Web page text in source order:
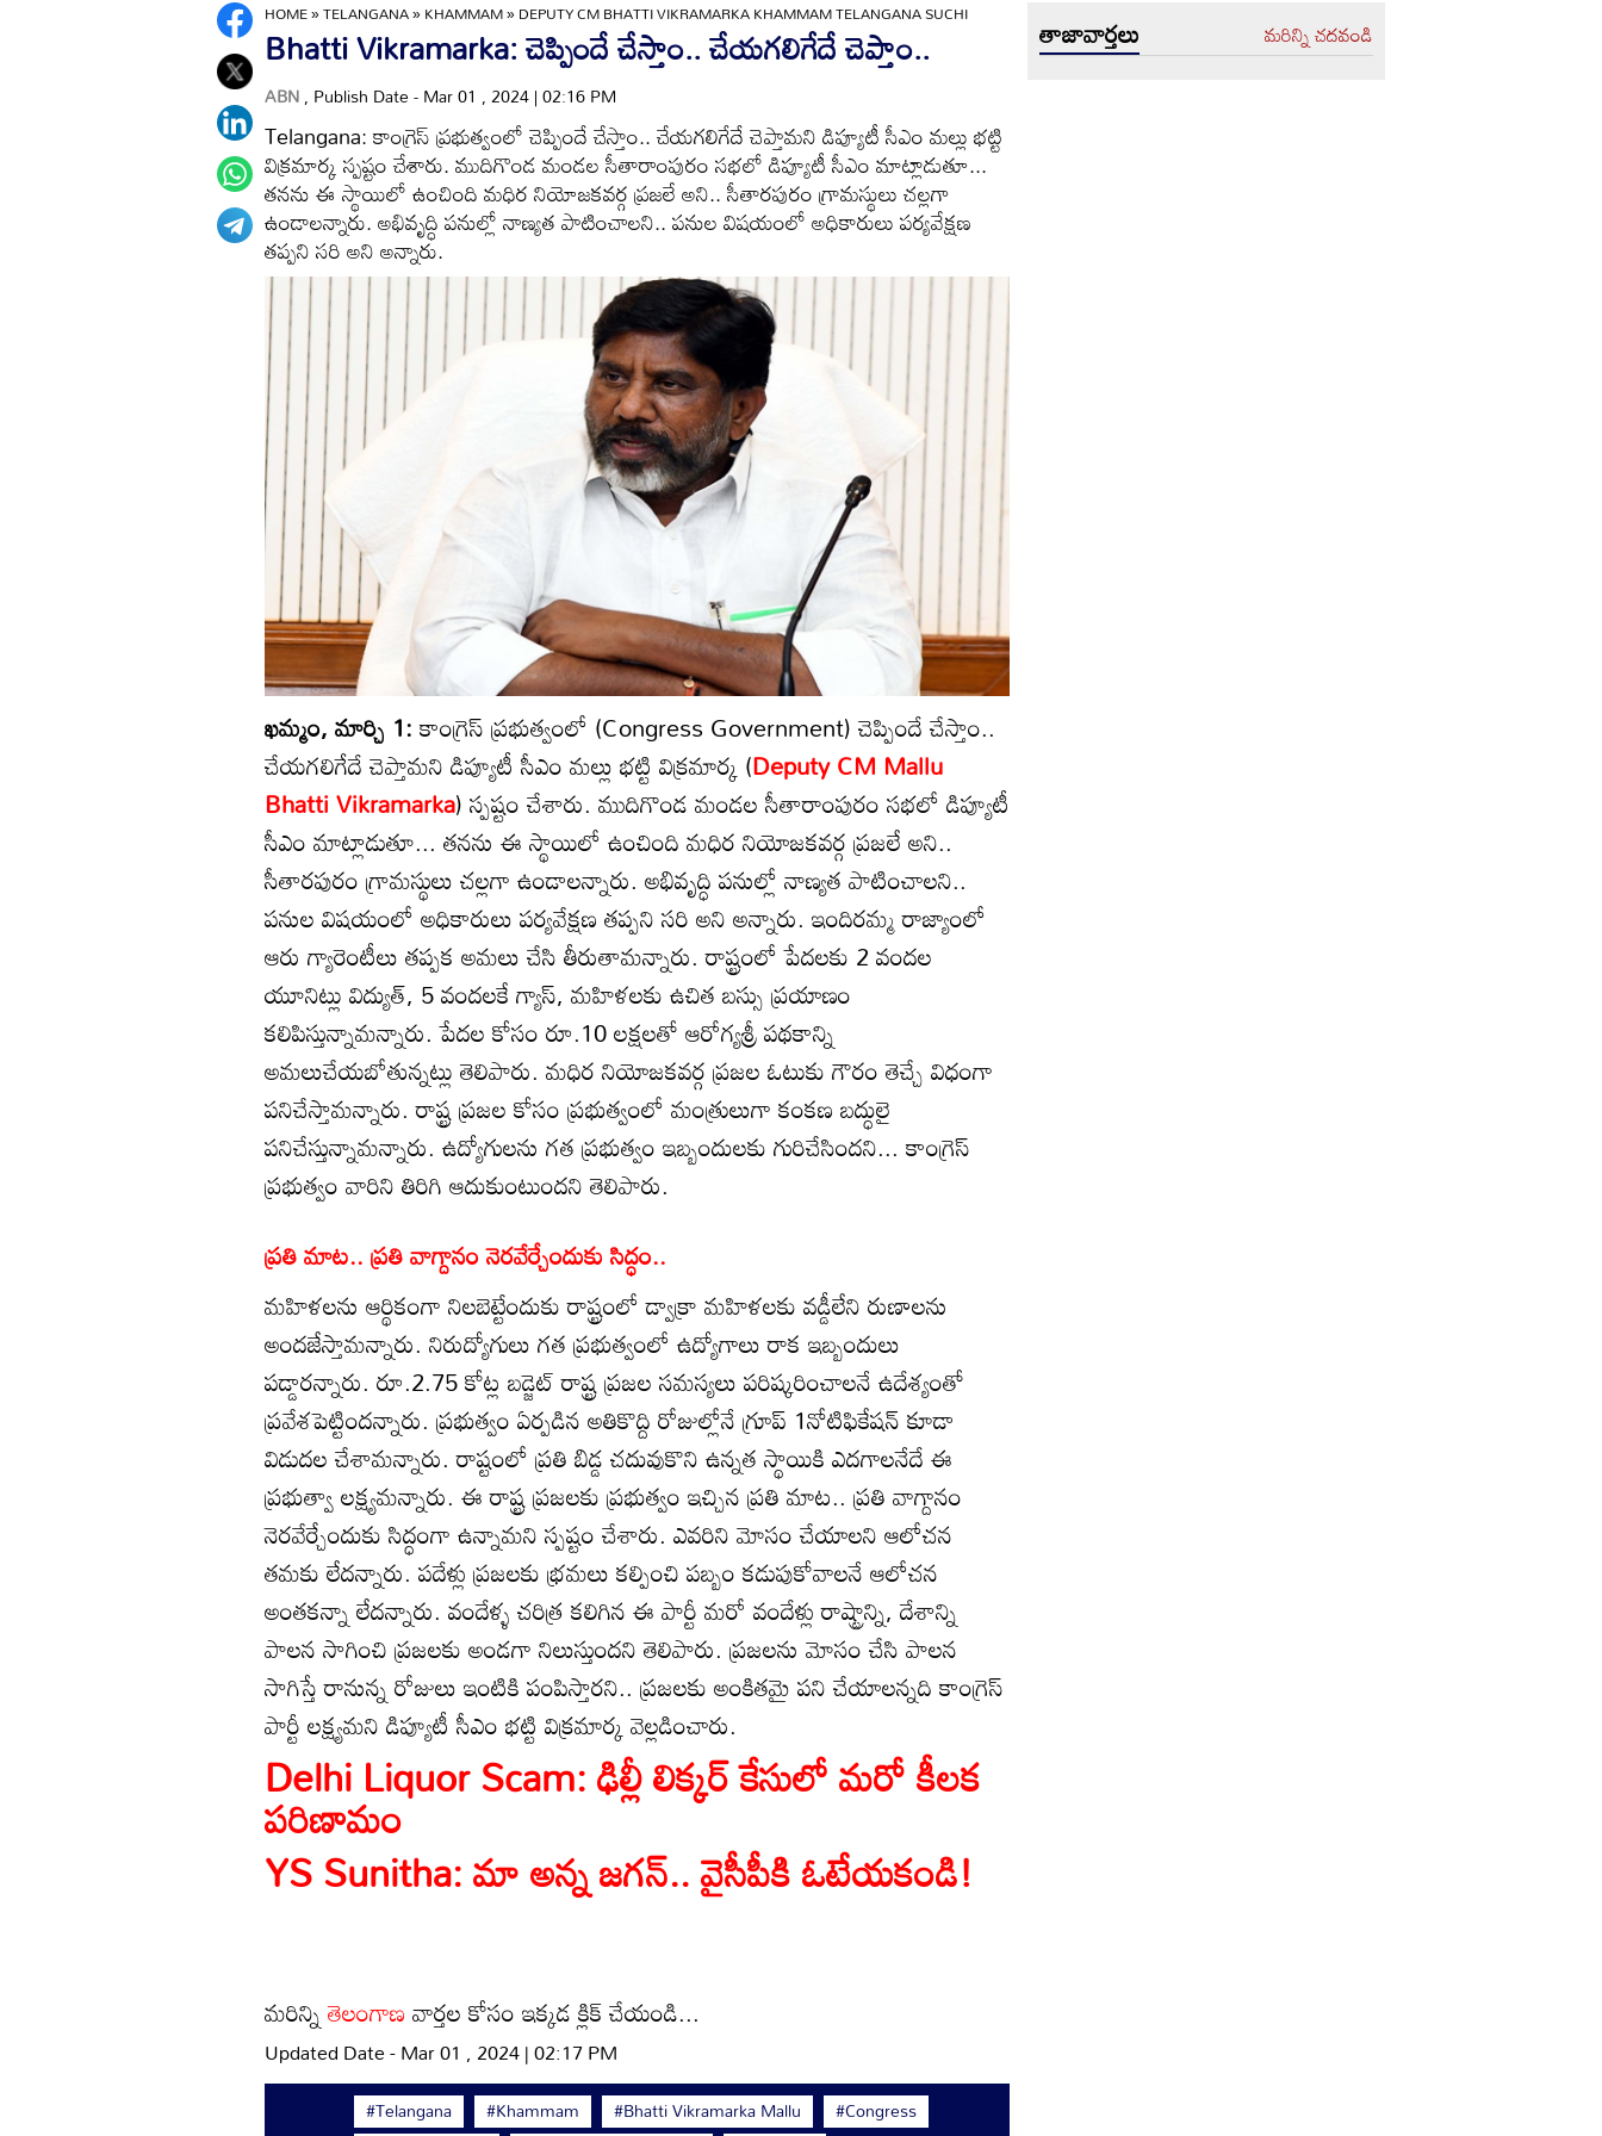
HOME»TELANGANA»KHAMMAM»DEPUTY CM BHATTI VIKRAMARKA KHAMMAM TELANGANA SUCHI
Bhatti Vikramarka: చెప్పిందే చేస్తాం.. చేయగలిగేదే చెప్తాం..
ABN, Publish Date - Mar 01 , 2024 | 02:16 PM
Telangana: కాంగ్రెస్ ప్రభుత్వంలో చెప్పిందే చేస్తాం.. చేయగలిగేదే చెప్తామని డిప్యూటీ సీఎం మల్లు భట్టి
విక్రమార్క స్పష్టం చేశారు. ముదిగొండ మండల సీతారాంపురం సభలో డిప్యూటీ సీఎం మాట్లాడుతూ...
తనను ఈ స్థాయిలో ఉంచింది మధిర నియోజకవర్గ ప్రజలే అని.. సీతారపురం గ్రామస్థులు చల్లగా
ఉండాలన్నారు. అభివృద్ధి పనుల్లో నాణ్యత పాటించాలని.. పనుల విషయంలో అధికారులు పర్యవేక్షణ
తప్పని సరి అని అన్నారు.
ఖమ్మం, మార్చి 1:కాంగ్రెస్ ప్రభుత్వంలో (Congress Government) చెప్పిందే చేస్తాం..
చేయగలిగేదే చెప్తామని డిప్యూటీ సీఎం మల్లు భట్టి విక్రమార్క (Deputy CM Mallu
Bhatti Vikramarka) స్పష్టం చేశారు. ముదిగొండ మండల సీతారాంపురం సభలో డిప్యూటీ
సీఎం మాట్లాడుతూ... తనను ఈ స్థాయిలో ఉంచింది మధిర నియోజకవర్గ ప్రజలే అని..
సీతారపురం గ్రామస్థులు చల్లగా ఉండాలన్నారు. అభివృద్ధి పనుల్లో నాణ్యత పాటించాలని..
పనుల విషయంలో అధికారులు పర్యవేక్షణ తప్పని సరి అని అన్నారు. ఇందిరమ్మ రాజ్యాంలో
ఆరు గ్యారెంటీలు తప్పక అమలు చేసి తీరుతామన్నారు. రాష్ట్రంలో పేదలకు 2 వందల
యూనిట్లు విద్యుత్, 5 వందలకే గ్యాస్, మహిళలకు ఉచిత బస్సు ప్రయాణం
కలిపిస్తున్నామన్నారు. పేదల కోసం రూ.10 లక్షలతో ఆరోగ్యశ్రీ పథకాన్ని
అమలుచేయబోతున్నట్లు తెలిపారు. మధిర నియోజకవర్గ ప్రజల ఓటుకు గౌరం తెచ్చే విధంగా
పనిచేస్తామన్నారు. రాష్ట్ర ప్రజల కోసం ప్రభుత్వంలో మంత్రులుగా కంకణ బద్ధులై
పనిచేస్తున్నామన్నారు. ఉద్యోగులను గత ప్రభుత్వం ఇబ్బందులకు గురిచేసిందని... కాంగ్రెస్
ప్రభుత్వం వారిని తిరిగి ఆదుకుంటుందని తెలిపారు.
ప్రతి మాట.. ప్రతి వాగ్దానం నెరవేర్చేందుకు సిద్ధం..
మహిళలను ఆర్థికంగా నిలబెట్టేందుకు రాష్ట్రంలో డ్వాక్రా మహిళలకు వడ్డీలేని రుణాలను
అందజేస్తామన్నారు. నిరుద్యోగులు గత ప్రభుత్వంలో ఉద్యోగాలు రాక ఇబ్బందులు
పడ్డారన్నారు. రూ.2.75 కోట్ల బడ్జెట్ రాష్ట్ర ప్రజల సమస్యలు పరిష్కరించాలనే ఉదేశ్యంతో
ప్రవేశపెట్టిందన్నారు. ప్రభుత్వం ఏర్పడిన అతికొద్ది రోజుల్లోనే గ్రూప్ 1నోటిఫికేషన్ కూడా
విడుదల చేశామన్నారు. రాష్టంలో ప్రతి బిడ్డ చదువుకొని ఉన్నత స్థాయికి ఎదగాలనేదే ఈ
ప్రభుత్వా లక్ష్యమన్నారు. ఈ రాష్ట్ర ప్రజలకు ప్రభుత్వం ఇచ్చిన ప్రతి మాట.. ప్రతి వాగ్దానం
నెరవేర్చేందుకు సిద్ధంగా ఉన్నామని స్పష్టం చేశారు. ఎవరిని మోసం చేయాలని ఆలోచన
తమకు లేదన్నారు. పదేళ్లు ప్రజలకు భ్రమలు కల్పించి పబ్బం కడుపుకోవాలనే ఆలోచన
అంతకన్నా లేదన్నారు. వందేళ్ళ చరిత్ర కలిగిన ఈ పార్టీ మరో వందేళ్లు రాష్ట్రాన్ని, దేశాన్ని
పాలన సాగించి ప్రజలకు అండగా నిలుస్తుందని తెలిపారు. ప్రజలను మోసం చేసి పాలన
సాగిస్తే రానున్న రోజులు ఇంటికి పంపిస్తారని.. ప్రజలకు అంకితమై పని చేయాలన్నది కాంగ్రెస్
పార్టీ లక్ష్యమని డిప్యూటీ సీఎం భట్టి విక్రమార్క వెల్లడించారు.
Delhi Liquor Scam: ఢిల్లీ లిక్కర్ కేసులో మరో కీలక
పరిణామం
YS Sunitha: మా అన్న జగన్‌.. వైసీపీకి ఓటేయకండి!
మరిన్నితెలంగాణవార్తల కోసం ఇక్కడ క్లిక్ చేయండి...
Updated Date - Mar 01 , 2024 | 02:17 PM
#Telangana #Khammam #Bhatti Vikramarka Mallu
#Congress
తాజావార్తలు మరిన్ని చదవండి